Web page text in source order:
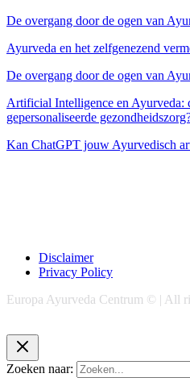
De overgang door de ogen van
Ayurveda en het zelfgenezend
De overgang door de ogen van
Artificial Intelligence en Ayurveda:
gepersonaliseerde
Kan ChatGPT jouw Ayurvedisch
Disclaimer
Privacy Policy
Europa Ayurveda Centrum © | All
Zoeken naar: